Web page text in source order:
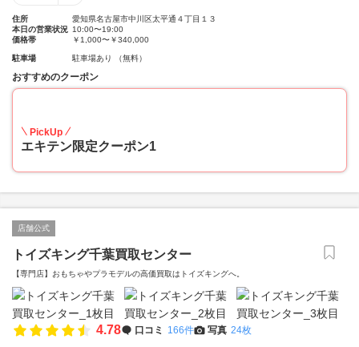
住所
愛知県名古屋市中川区太平通４丁目１３
本日の営業状況 10:00〜19:00
価格帯
￥1,000〜￥340,000
駐車場 駐車場あり （無料）
おすすめのクーポン
PickUp
エキテン限定クーポン1
店舗公式
トイズキング千葉買取センター
【専門店】おもちゃやプラモデルの高価買取はトイズキングへ。‎
4.78 口コミ 166件 写真 24枚